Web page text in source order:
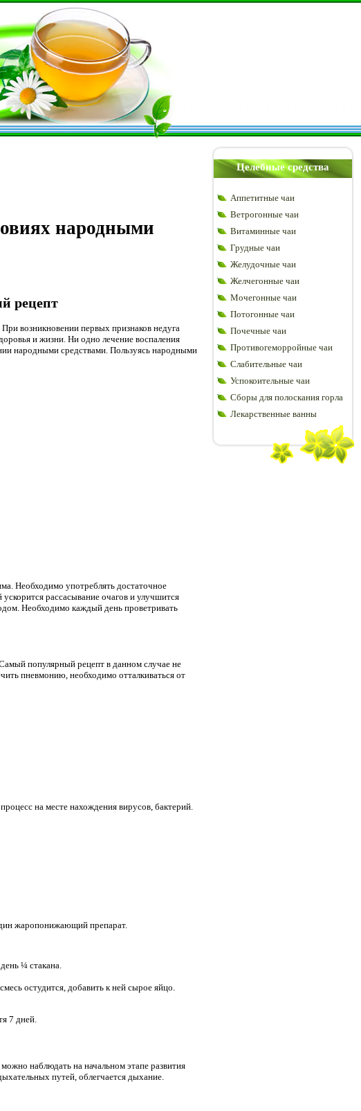
народными
рецепт
возникновении первых признаков недуга
и жизни. Ни одно лечение воспаления
народными средствами. Пользуясь народными
Необходимо употреблять достаточное
рассасывание очагов и улучшится
Необходимо каждый день проветривать
популярный рецепт в данном случае не
пневмонию, необходимо отталкиваться от
на месте нахождения вирусов, бактерий.
жаропонижающий препарат.
¼ стакана.
остудится, добавить к ней сырое яйцо.
7 дней.
наблюдать на начальном этапе развития
путей, облегчается дыхание.
Целебные средства
Аппетитные чаи
Ветрогонные чаи
Витаминные чаи
Грудные чаи
Желудочные чаи
Желчегонные чаи
Мочегонные чаи
Потогонные чаи
Почечные чаи
Противогеморройные чаи
Слабительные чаи
Успокоительные чаи
Сборы для полоскания горла
Лекарственные ванны